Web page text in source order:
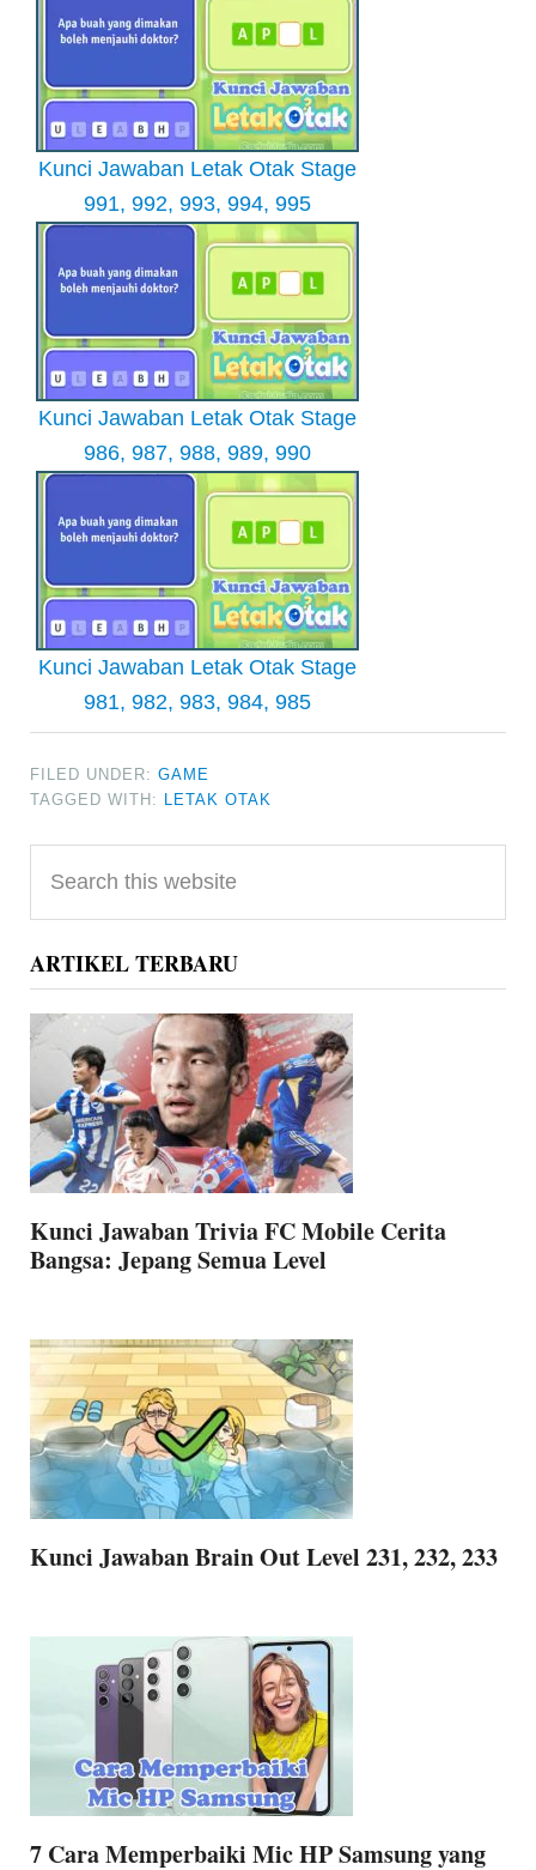
Kunci Jawaban Letak Otak Stage
991, 992, 993, 994, 995
Kunci Jawaban Letak Otak Stage
986, 987, 988, 989, 990
Kunci Jawaban Letak Otak Stage
981, 982, 983, 984, 985
FILED UNDER:GAME
TAGGED WITH: LETAK OTAK
Primary
Sidebar
this
website
ARTIKEL TERBARU
Kunci Jawaban Trivia FC Mobile Cerita
Bangsa: Jepang Semua Level
Kunci Jawaban Brain Out Level 231, 232, 233
7 Cara Memperbaiki Mic HP Samsung yang